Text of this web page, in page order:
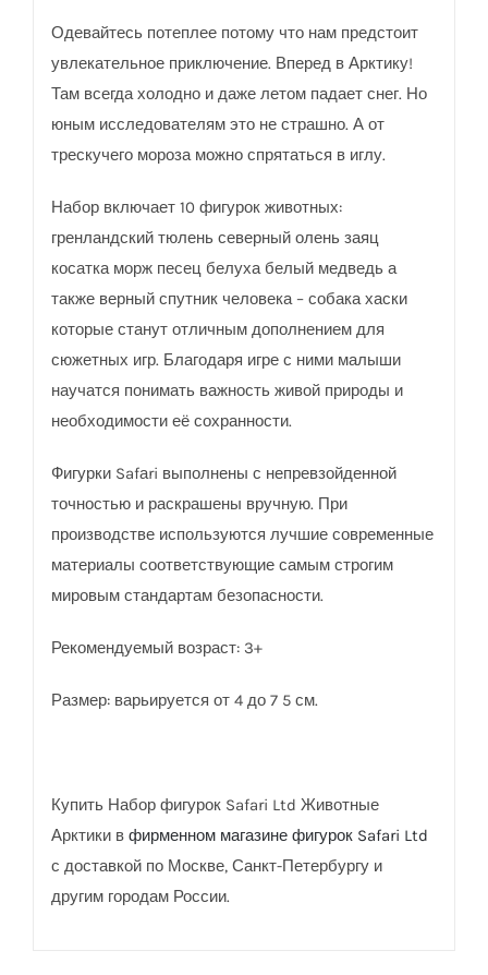
Одевайтесь потеплее потому что нам предстоит
увлекательное приключение. Вперед в Арктику!
Там всегда холодно и даже летом падает снег. Но
юным исследователям это не страшно. А от
трескучего мороза можно спрятаться в иглу.
Набор включает 10 фигурок животных:
гренландский тюлень северный олень заяц
косатка морж песец белуха белый медведь а
также верный спутник человека – собака хаски
которые станут отличным дополнением для
сюжетных игр. Благодаря игре с ними малыши
научатся понимать важность живой природы и
необходимости её сохранности.
Фигурки Safаri выполнены с непревзойденной
точностью и раскрашены вручную. При
производстве используются лучшие современные
материалы соответствующие самым строгим
мировым стандартам безопасности.
Рекомендуемый возраст: 3+
Размер: варьируется от 4 до 7 5 см.
Купить Набор фигурок Safari Ltd Животные
Арктики в фирменном магазине фигурок Safari Ltd
с доставкой по Москве, Санкт-Петербургу и
другим городам России.